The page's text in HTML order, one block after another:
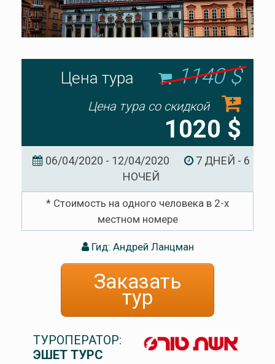
Цена тура 1140 $
Цена тура со скидкой
1020 $
06/04/2020 - 12/04/2020
7 ДНЕЙ - 6
НОЧЕЙ
* Стоимость на одного человека в 2-х
местном номере
Гид: Андрей Ланцман
Заказать
тур
ТУРОПЕРАТОР:
ЭШЕТ ТУРС